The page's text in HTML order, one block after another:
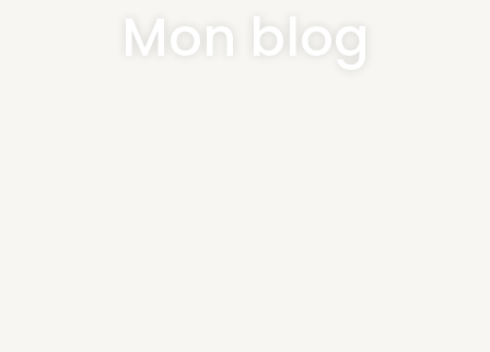
Mon blog